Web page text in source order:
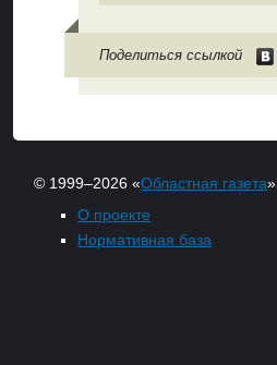
Поделиться ссылкой
© 1999–2026 «Областная газета»
О проекте
Нормативная база